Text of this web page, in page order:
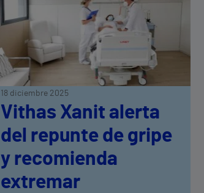
18 diciembre 2025
Vithas Xanit alerta
del repunte de gripe
y recomienda
extremar